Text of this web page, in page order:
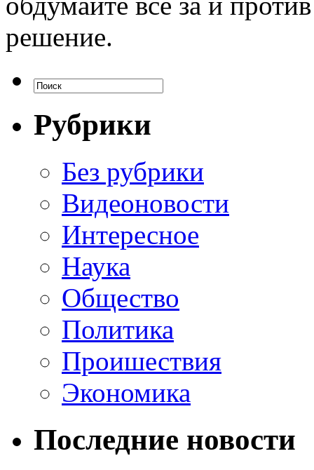
решение.
Рубрики
Без рубрики
Видеоновости
Интересное
Наука
Общество
Политика
Проишествия
Экономика
Последние новости